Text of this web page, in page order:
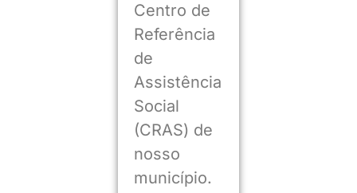
Centro de
Referência
de
Assistência
Social
(CRAS) de
nosso
município.